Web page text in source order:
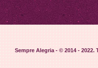
Sempre Alegria - © 2014 - 2022.